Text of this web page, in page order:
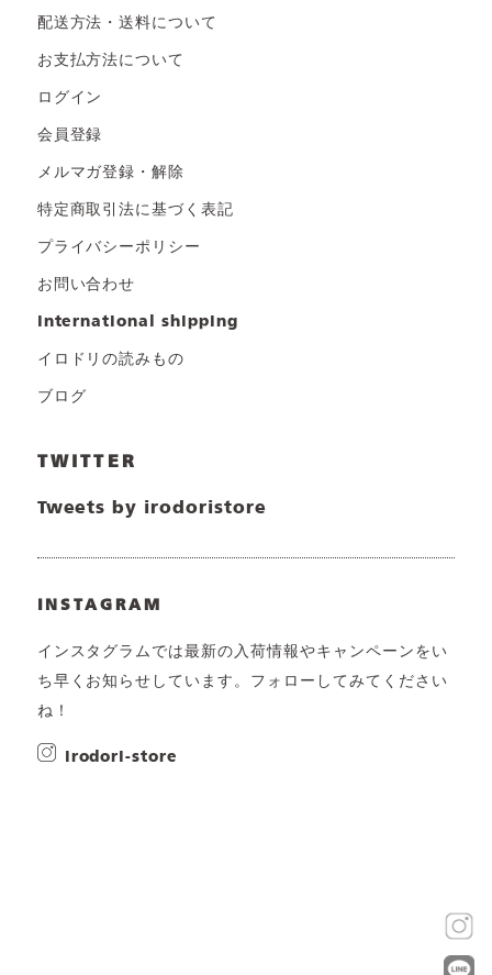
配送方法・送料について
お支払方法について
ログイン
会員登録
メルマガ登録・解除
特定商取引法に基づく表記
プライバシーポリシー
お問い合わせ
international shipping
イロドリの読みもの
ブログ
TWITTER
Tweets by irodoristore
INSTAGRAM
インスタグラムでは最新の入荷情報やキャンペーンをい
ち早くお知らせしています。フォローしてみてください
ね！
irodori-store